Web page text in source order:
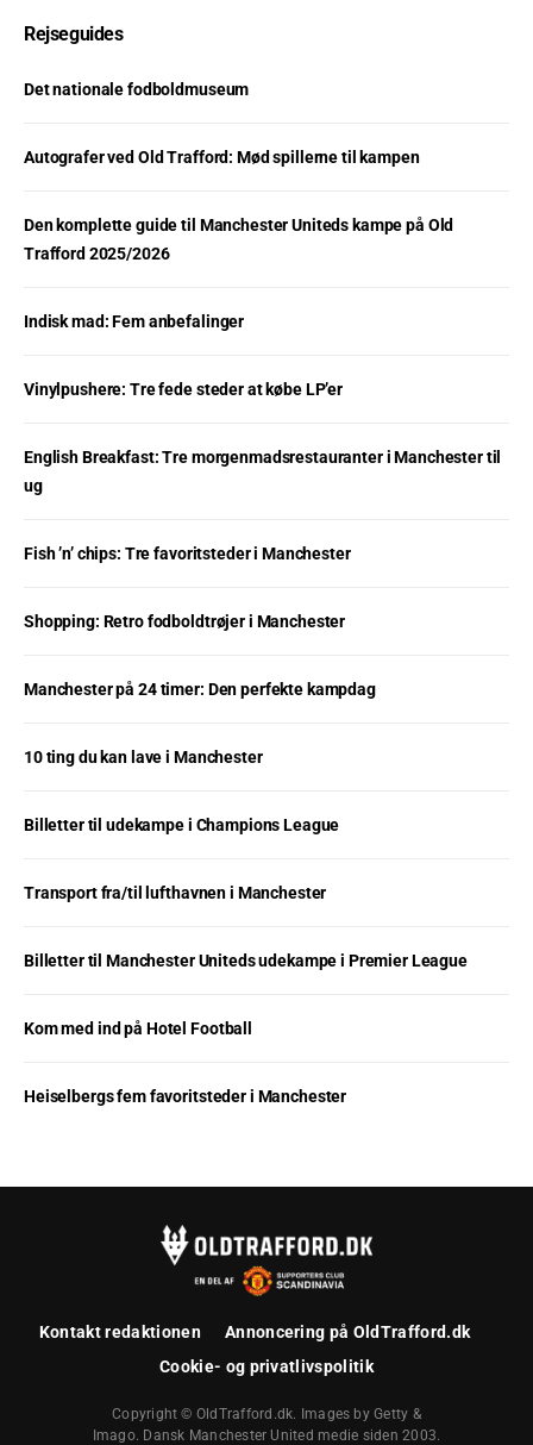
Rejseguides
Det nationale fodboldmuseum
Autografer ved Old Trafford: Mød spillerne til kampen
Den komplette guide til Manchester Uniteds kampe på Old
Trafford 2025/2026
Indisk mad: Fem anbefalinger
Vinylpushere: Tre fede steder at købe LP’er
English Breakfast: Tre morgenmadsrestauranter i Manchester til
ug
Fish ’n’ chips: Tre favoritsteder i Manchester
Shopping: Retro fodboldtrøjer i Manchester
Manchester på 24 timer: Den perfekte kampdag
10 ting du kan lave i Manchester
Billetter til udekampe i Champions League
Transport fra/til lufthavnen i Manchester
Billetter til Manchester Uniteds udekampe i Premier League
Kom med ind på Hotel Football
Heiselbergs fem favoritsteder i Manchester
Kontakt redaktionen
Annoncering på OldTrafford.dk
Cookie- og privatlivspolitik
Copyright © OldTrafford.dk. Images by Getty &
Imago. Dansk Manchester United medie siden 2003.